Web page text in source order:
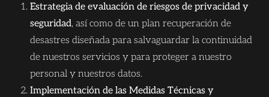
Estrategia de evaluación de riesgos de privacidad y
seguridad, así como de un plan recuperación de
desastres diseñada para salvaguardar la continuidad
de nuestros servicios y para proteger a nuestro
personal y nuestros datos.
Implementación de las Medidas Técnicas y